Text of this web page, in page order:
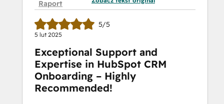
Raport
5/5
5 lut 2025
Exceptional Support and
Expertise in HubSpot CRM
Onboarding – Highly
Recommended!